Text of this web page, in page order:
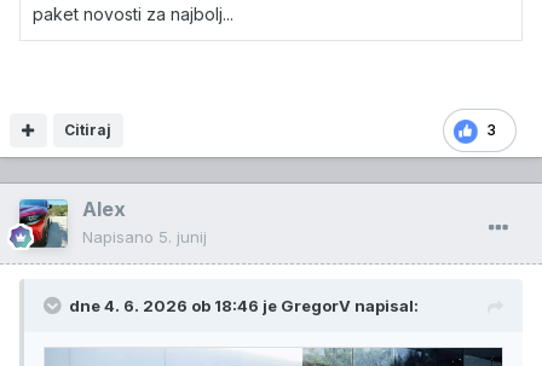
paket novosti za najbolj...
3
Citiraj
Alex
Napisano 5. junij
dne 4. 6. 2026 ob 18:46 je GregorV napisal: